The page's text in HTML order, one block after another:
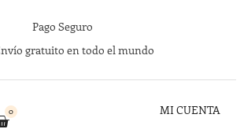
Pago Seguro
gratuito en todo el mundo
0 MI CUENTA